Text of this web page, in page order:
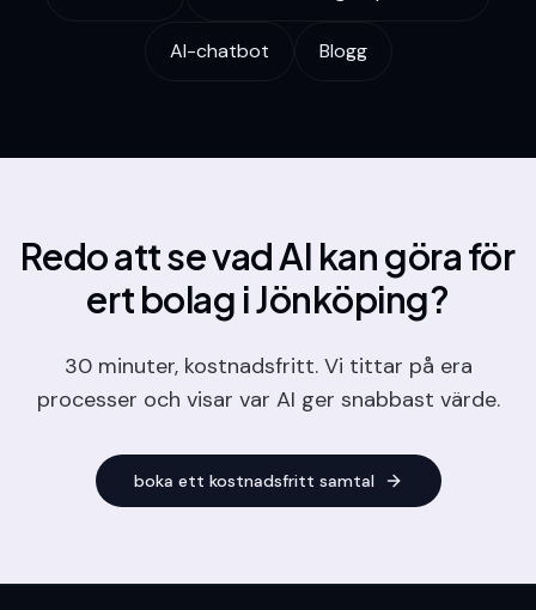
AI-chatbot Blogg
Redo att se vad AI kan göra för
ert bolag i Jönköping?
30 minuter, kostnadsfritt. Vi tittar på era
processer och visar var AI ger snabbast värde.
boka ett kostnadsfritt samtal